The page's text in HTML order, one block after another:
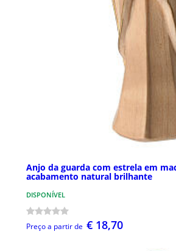
Anjo da guarda com estrela em
acabamento natural brilhante
DISPONÍVEL
Preço a partir de € 18,70